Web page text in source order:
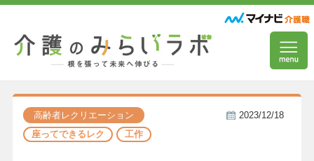
高齢者レクリエーション
座ってできるレク
工作
2023/12/18